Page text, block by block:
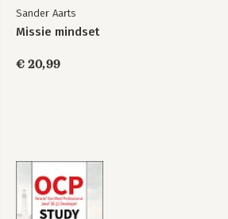
Noten
Sander Aarts
Missie mindset
€ 20,99